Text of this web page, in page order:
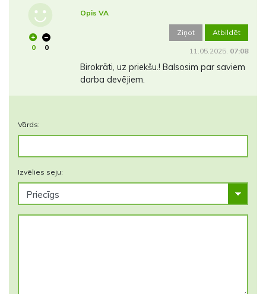
0 0
Opis VA
Ziņot Atbildēt
11.05.2025. 07:08
Birokrāti, uz priekšu.! Balsosim par saviem
darba devējiem.
Vārds:
Izvēlies seju: